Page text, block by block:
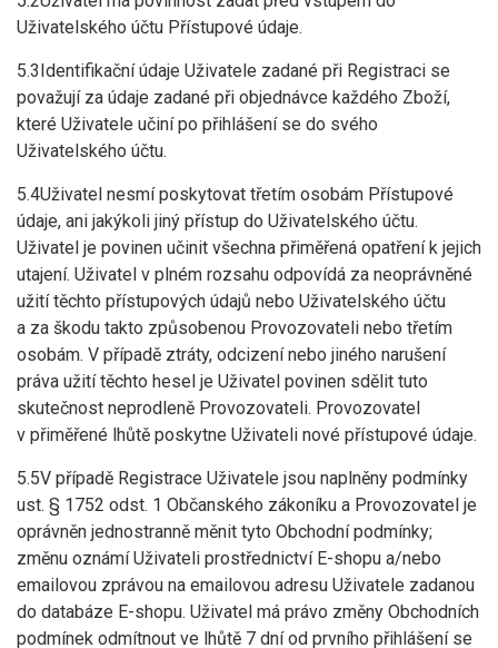
Uživatelského účtu Přístupové údaje.
5.3Identifikační údaje Uživatele zadané při Registraci se
považují za údaje zadané při objednávce každého Zboží,
které Uživatele učiní po přihlášení se do svého
Uživatelského účtu.
5.4Uživatel nesmí poskytovat třetím osobám Přístupové
údaje, ani jakýkoli jiný přístup do Uživatelského účtu.
Uživatel je povinen učinit všechna přiměřená opatření k jejich
utajení. Uživatel v plném rozsahu odpovídá za neoprávněné
užití těchto přístupových údajů nebo Uživatelského účtu
a za škodu takto způsobenou Provozovateli nebo třetím
osobám. V případě ztráty, odcizení nebo jiného narušení
práva užití těchto hesel je Uživatel povinen sdělit tuto
skutečnost neprodleně Provozovateli. Provozovatel
v přiměřené lhůtě poskytne Uživateli nové přístupové údaje.
5.5V případě Registrace Uživatele jsou naplněny podmínky
ust. § 1752 odst. 1 Občanského zákoníku a Provozovatel je
oprávněn jednostranně měnit tyto Obchodní podmínky;
změnu oznámí Uživateli prostřednictví E-shopu a/nebo
emailovou zprávou na emailovou adresu Uživatele zadanou
do databáze E-shopu. Uživatel má právo změny Obchodních
podmínek odmítnout ve lhůtě 7 dní od prvního přihlášení se